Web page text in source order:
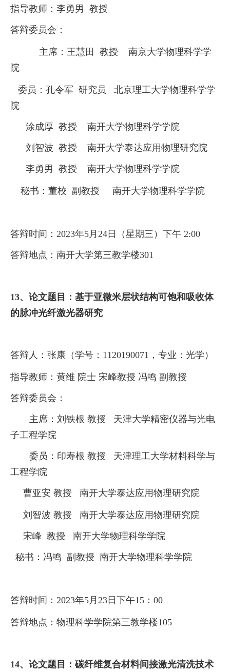
指导教师： 李勇男 教授
答辩委员会：
主席：王慧田 教授
南京大学物理科学学
院
委员：孔令军 研究员
北京理工大学物理科学学
院
涂成厚 教授 南开大学物理科学学院
刘智波 教授 南开大学泰达应用物理研究院
李勇男 教授 南开大学物理科学学院
秘书：董校 副教授 南开大学物理科学学院
答辩时间： 2023年5月 24 日（星期三）下午 2:00
答辩地点：南开大学第三教学楼301
13、 论文题目： 基于亚微米层状结构可饱和吸收体
的脉冲光纤激光器研究
答辩人： 张康（学号： 1120190071 ，专业：光学）
指导教师： 黄维 院士 宋峰教授 冯鸣 副教授
答辩委员会：
主席： 刘铁根 教授
天津大学精密仪器与光电
子工程学院
委员 ： 印寿根 教授
天津理工大学材料科学与
工程学院
曹亚安 教授 南开大学泰达应用物理研究院
刘智波 教授 南开大学泰达应用物理研究院
宋峰 教授 南开大学物理科学学院
秘书： 冯鸣 副教授 南开大学物理科学学院
答辩时间： 2023年5月 23 日下午15 ： 00
答辩地点：物理科学学院第三教学楼105
14、论文题目： 碳纤维复合材料间接激光清洗技术